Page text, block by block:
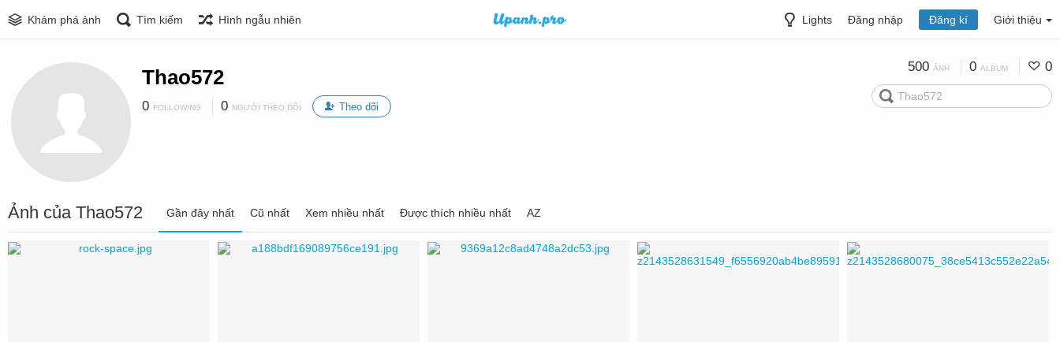
Khám phá ảnh Tìm kiếm Hình ngẫu nhiên Lights Đăng nhập Đăng kí Giới thiệu
Thao572
0 FOLLOWING 0 NGƯỜI THEO DÕI Theo dõi
500 ẢNH 0 ALBUM 0
Ảnh của Thao572 Gần đây nhất Cũ nhất Xem nhiều nhất Được thích nhiều nhất AZ